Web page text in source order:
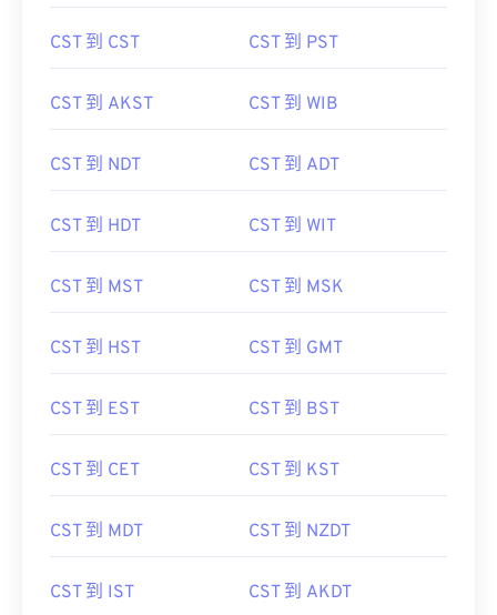
CST 到 CST CST 到 PST
CST 到 AKST CST 到 WIB
CST 到 NDT CST 到 ADT
CST 到 HDT CST 到 WIT
CST 到 MST CST 到 MSK
CST 到 HST CST 到 GMT
CST 到 EST CST 到 BST
CST 到 CET CST 到 KST
CST 到 MDT CST 到 NZDT
CST 到 IST CST 到 AKDT